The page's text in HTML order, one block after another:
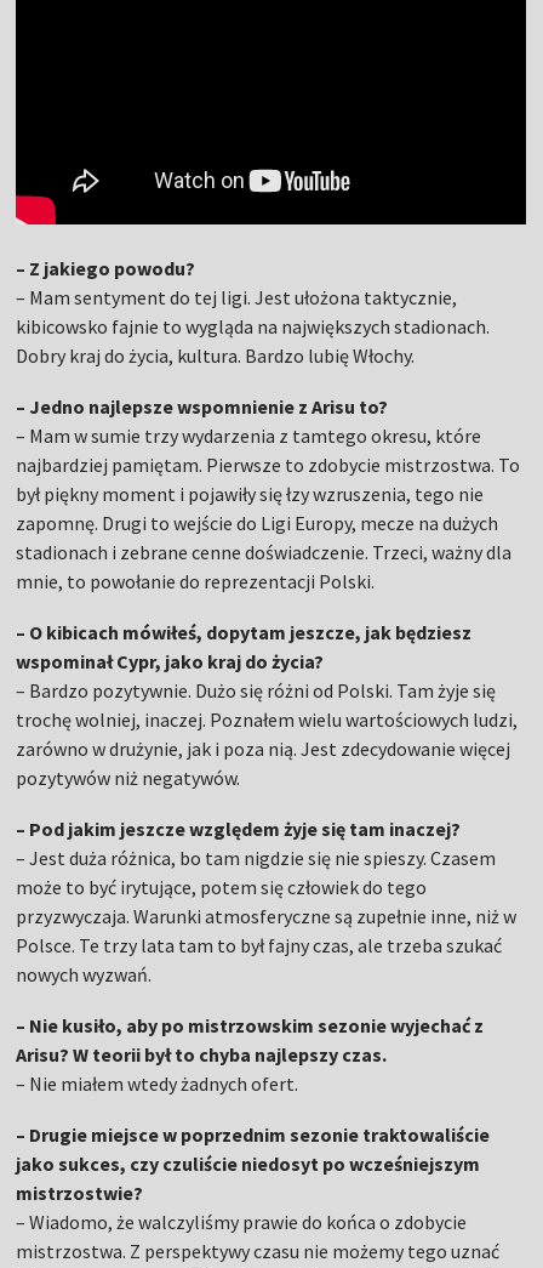
– Z jakiego powodu?
– Mam sentyment do tej ligi. Jest ułożona taktycznie,
kibicowsko fajnie to wygląda na największych stadionach.
Dobry kraj do życia, kultura. Bardzo lubię Włochy.
– Jedno najlepsze wspomnienie z Arisu to?
– Mam w sumie trzy wydarzenia z tamtego okresu, które
najbardziej pamiętam. Pierwsze to zdobycie mistrzostwa. To
był piękny moment i pojawiły się łzy wzruszenia, tego nie
zapomnę. Drugi to wejście do Ligi Europy, mecze na dużych
stadionach i zebrane cenne doświadczenie. Trzeci, ważny dla
mnie, to powołanie do reprezentacji Polski.
– O kibicach mówiłeś, dopytam jeszcze, jak będziesz
wspominał Cypr, jako kraj do życia?
– Bardzo pozytywnie. Dużo się różni od Polski. Tam żyje się
trochę wolniej, inaczej. Poznałem wielu wartościowych ludzi,
zarówno w drużynie, jak i poza nią. Jest zdecydowanie więcej
pozytywów niż negatywów.
– Pod jakim jeszcze względem żyje się tam inaczej?
– Jest duża różnica, bo tam nigdzie się nie spieszy. Czasem
może to być irytujące, potem się człowiek do tego
przyzwyczaja. Warunki atmosferyczne są zupełnie inne, niż w
Polsce. Te trzy lata tam to był fajny czas, ale trzeba szukać
nowych wyzwań.
– Nie kusiło, aby po mistrzowskim sezonie wyjechać z
Arisu? W teorii był to chyba najlepszy czas.
– Nie miałem wtedy żadnych ofert.
– Drugie miejsce w poprzednim sezonie traktowaliście
jako sukces, czy czuliście niedosyt po wcześniejszym
mistrzostwie?
– Wiadomo, że walczyliśmy prawie do końca o zdobycie
mistrzostwa. Z perspektywy czasu nie możemy tego uznać